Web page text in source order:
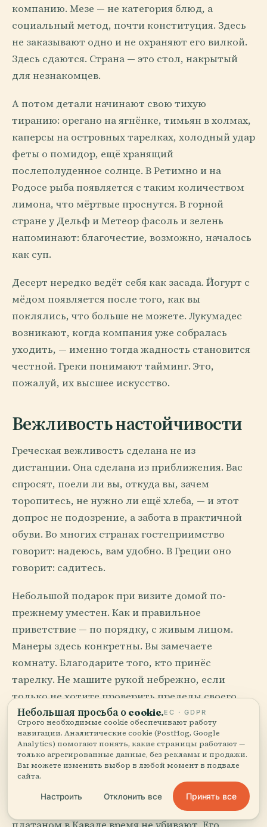
компанию. Мезе — не категория блюд, а
социальный метод, почти конституция. Здесь
не заказывают одно и не охраняют его вилкой.
Здесь сдаются. Страна — это стол, накрытый
для незнакомцев.
А потом детали начинают свою тихую
тиранию: орегано на ягнёнке, тимьян в холмах,
каперсы на островных тарелках, холодный удар
феты о помидор, ещё хранящий
послеполуденное солнце. В Ретимно и на
Родосе рыба появляется с таким количеством
лимона, что мёртвые проснутся. В горной
стране у Дельф и Метеор фасоль и зелень
напоминают: благочестие, возможно, началось
как суп.
Десерт нередко ведёт себя как засада. Йогурт с
мёдом появляется после того, как вы
поклялись, что больше не можете. Лукумадес
возникают, когда компания уже собралась
уходить, — именно тогда жадность становится
честной. Греки понимают тайминг. Это,
пожалуй, их высшее искусство.
Вежливость настойчивости
Греческая вежливость сделана не из
дистанции. Она сделана из приближения. Вас
спросят, поели ли вы, откуда вы, зачем
торопитесь, не нужно ли ещё хлеба, — и этот
допрос не подозрение, а забота в практичной
обуви. Во многих странах гостеприимство
говорит: надеюсь, вам удобно. В Греции оно
говорит: садитесь.
Небольшой подарок при визите домой по-
прежнему уместен. Как и правильное
приветствие — по порядку, с живым лицом.
Манеры здесь конкретны. Вы замечаете
комнату. Благодарите того, кто принёс
тарелку. Не машите рукой небрежно, если
только не хотите проверить пределы своего
обаяния: мутза не ушла на пенсию.
Меня восхищает греческое умение настаивать
без сентиментальности. Бери ещё. Оставайся
дольше. Выпей кофе. Ещё один. За повторением
стоит серьёзная идея: компания не должна
быть эффективной. На площади Корфу или под
Небольшая просьба о cookie.ЕС · GDPR
Строго необходимые cookie обеспечивают работу
навигации. Аналитические cookie (PostHog, Google
Analytics) помогают понять, какие страницы работают —
только агрегированные данные, без рекламы и продажи.
Вы можете изменить выбор в любой момент в подвале
сайта.
Настроить Отклонить все Принять все